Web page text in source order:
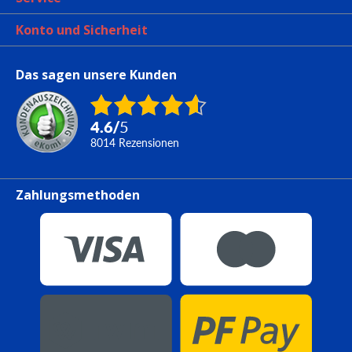
Konto und Sicherheit
Das sagen unsere Kunden
4.6/5
8014 Rezensionen
Zahlungsmethoden